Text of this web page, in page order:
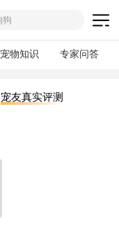
宠物知识 专家问答
宠友真实评测